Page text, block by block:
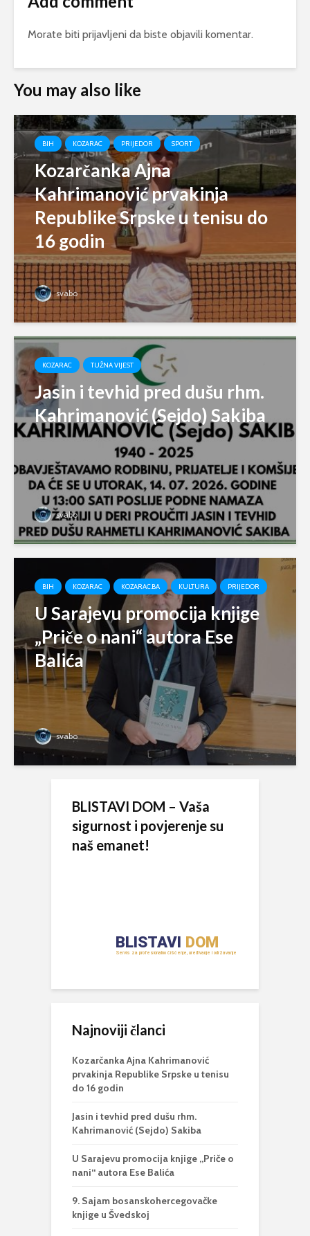
Morate biti prijavljeni da biste objavili komentar.
You may also like
BIH KOZARAC PRIJEDOR SPORT
Kozarčanka Ajna
Kahrimanović prvakinja
Republike Srpske u tenisu do
16 godin
svabo
KOZARAC TUŽNA VIJEST
Jasin i tevhid pred dušu rhm.
Kahrimanović (Sejdo) Sakiba
svabo
BIH KOZARAC KOZARAC.BA KULTURA PRIJEDOR
U Sarajevu promocija knjige
„Priče o nani“ autora Ese
Balića
svabo
BLISTAVI DOM – Vaša
sigurnost i povjerenje su
naš emanet!
Najnoviji članci
Kozarčanka Ajna Kahrimanović
prvakinja Republike Srpske u tenisu
do 16 godin
Jasin i tevhid pred dušu rhm.
Kahrimanović (Sejdo) Sakiba
U Sarajevu promocija knjige „Priče o
nani“ autora Ese Balića
9. Sajam bosanskohercegovačke
knjige u Švedskoj